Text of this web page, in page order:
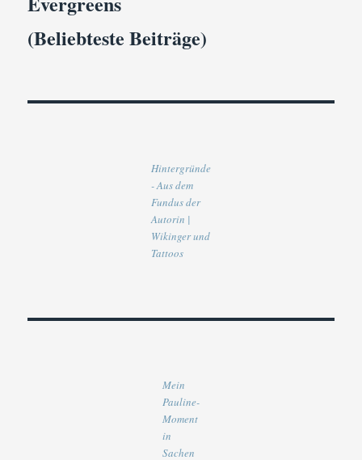
(Beliebteste Beiträge)
Hintergründe
- Aus dem
Fundus der
Autorin |
Wikinger und
Tattoos
Mein
Pauline-
Moment
in
Sachen